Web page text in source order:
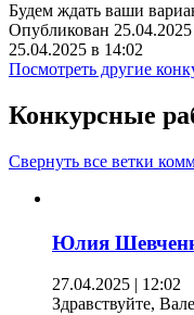
Будем ждать ваши
Опубликован
25.04.2025 в 14:02
Посмотреть другие
Конкурсные
Свернуть все ветки
Юлия
27.04.2025 | 12:02
Здравствуйте,